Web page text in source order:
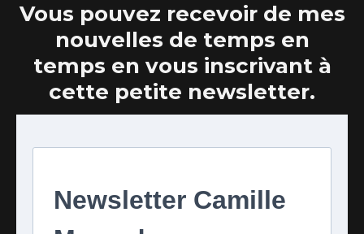
Vous pouvez recevoir de mes
nouvelles de temps en
temps en vous inscrivant à
cette petite newsletter.